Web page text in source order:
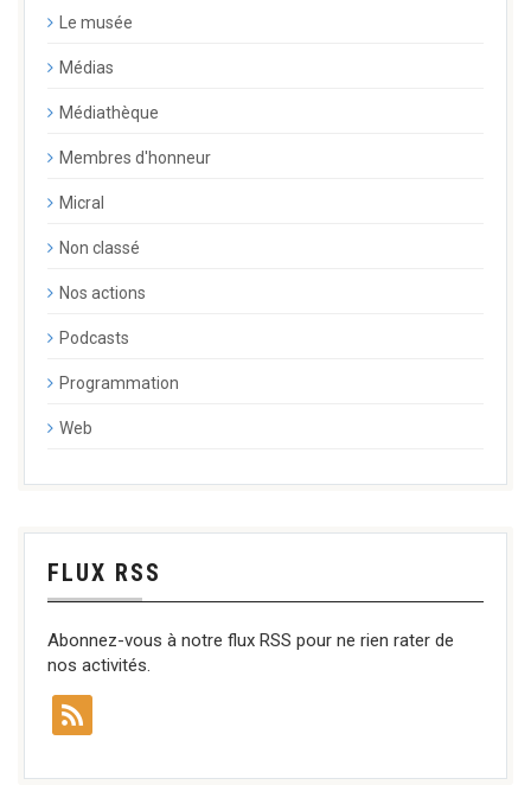
Le musée
Médias
Médiathèque
Membres d'honneur
Micral
Non classé
Nos actions
Podcasts
Programmation
Web
FLUX RSS
Abonnez-vous à notre flux RSS pour ne rien rater de
nos activités.